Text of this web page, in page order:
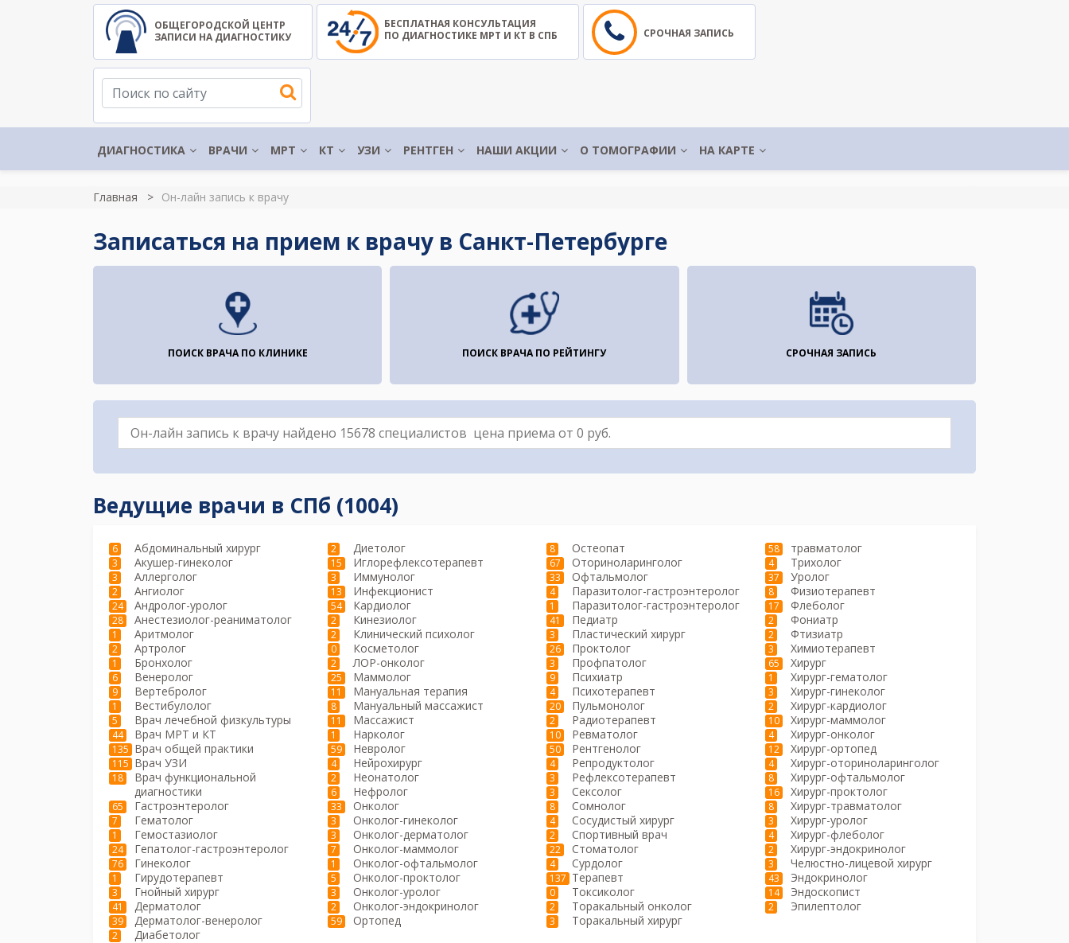
ОБЩЕГОРОДСКОЙ ЦЕНТР
ЗАПИСИ НА ДИАГНОСТИКУ
БЕСПЛАТНАЯ КОНСУЛЬТАЦИЯ
ПО ДИАГНОСТИКЕ МРТ И КТ В СПБ
СРОЧНАЯ ЗАПИСЬ
ДИАГНОСТИКА ВРАЧИ МРТ КТ УЗИ РЕНТГЕН НАШИ АКЦИИ О ТОМОГРАФИИ НА КАРТЕ
Главная Он-лайн запись к врачу
Записаться на прием к врачу в Санкт-Петербурге
ПОИСК ВРАЧА ПО КЛИНИКЕ ПОИСК ВРАЧА ПО РЕЙТИНГУ СРОЧНАЯ ЗАПИСЬ
Ведущие врачи в СПб (1004)
6 Абдоминальный хирург
3 Акушер-гинеколог
3 Аллерголог
2 Ангиолог
24 Андролог-уролог
28 Анестезиолог-реаниматолог
1 Аритмолог
2 Артролог
1 Бронхолог
6 Венеролог
9 Вертебролог
1 Вестибулолог
5 Врач лечебной физкультуры
44 Врач МРТ и КТ
135 Врач общей практики
115 Врач УЗИ
18
Врач функциональной
диагностики
65 Гастроэнтеролог
7 Гематолог
1 Гемостазиолог
24 Гепатолог-гастроэнтеролог
76 Гинеколог
1 Гирудотерапевт
3 Гнойный хирург
41 Дерматолог
39 Дерматолог-венеролог
2 Диабетолог
Диетолог
2
Иглорефлексотерапевт
15
Иммунолог
3
Инфекционист
13
Кардиолог
54
Кинезиолог
2
Клинический психолог
2
Косметолог
0
ЛОР-онколог
2
Маммолог
25
Мануальная терапия
11
Мануальный массажист
8
Массажист
11
Нарколог
1
Невролог
59
Нейрохирург
4
Неонатолог
2
Нефролог
6
Онколог
33
Онколог-гинеколог
3
Онколог-дерматолог
3
Онколог-маммолог
7
Онколог-офтальмолог
1
Онколог-проктолог
5
Онколог-уролог
3
Онколог-эндокринолог
2
Ортопед
59
Остеопат
8
Оториноларинголог
67
Офтальмолог
33
Паразитолог-гастроэнтеролог
4
Паразитолог-гастроэнтеролог
1
Педиатр
41
Пластический хирург
3
Проктолог
26
Профпатолог
3
Психиатр
9
Психотерапевт
4
Пульмонолог
20
Радиотерапевт
2
Ревматолог
10
Рентгенолог
50
Репродуктолог
4
Рефлексотерапевт
3
Сексолог
3
Сомнолог
8
Сосудистый хирург
4
Спортивный врач
2
Стоматолог
22
Сурдолог
4
Терапевт
137
Токсиколог
0
Торакальный онколог
2
Торакальный хирург
3
травматолог
58
Трихолог
4
Уролог
37
Физиотерапевт
8
Флеболог
17
Фониатр
2
Фтизиатр
2
Химиотерапевт
3
Хирург
65
Хирург-гематолог
1
Хирург-гинеколог
3
Хирург-кардиолог
2
Хирург-маммолог
10
Хирург-онколог
4
Хирург-ортопед
12
Хирург-оториноларинголог
4
Хирург-офтальмолог
8
Хирург-проктолог
16
Хирург-травматолог
8
Хирург-уролог
3
Хирург-флеболог
4
Хирург-эндокринолог
2
Челюстно-лицевой хирург
3
Эндокринолог
43
Эндоскопист
14
Эпилептолог
2